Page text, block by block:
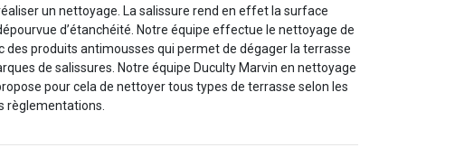
un nettoyage. La salissure rend en effet la surface
d’étanchéité. Notre équipe effectue le nettoyage de
des produits antimousses qui permet de dégager la terrasse
de salissures. Notre équipe Duculty Marvin en nettoyage
pour cela de nettoyer tous types de terrasse selon les
règlementations.